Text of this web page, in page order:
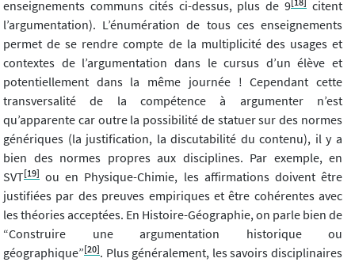
enseignements communs cités ci-dessus, plus de 9
citent
l’argumentation). L’énumération de tous ces enseignements
permet de se rendre compte de la multiplicité des usages et
contextes de l’argumentation dans le cursus d’un élève et
potentiellement dans la même journée ! Cependant cette
transversalité de la compétence à argumenter n’est
qu’apparente car outre la possibilité de statuer sur des normes
génériques (la justification, la discutabilité du contenu), il y a
bien des normes propres aux disciplines. Par exemple, en
SVT[19] ou en Physique-Chimie, les affirmations doivent être
justifiées par des preuves empiriques et être cohérentes avec
les théories acceptées. En Histoire-Géographie, on parle bien de
“Construire une argumentation historique ou
géographique”[20]. Plus généralement, les savoirs disciplinaires